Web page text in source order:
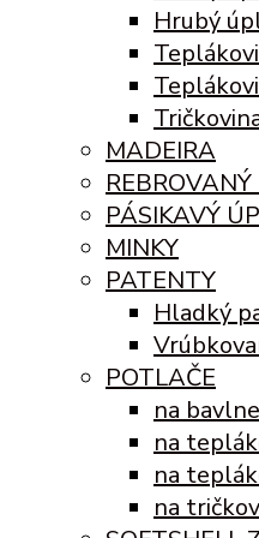
Hrubý
MADEIRA
PÁSIKAVÝ
MINKY
PATENTY
Hladký
POTLAČE
na
na
na
na